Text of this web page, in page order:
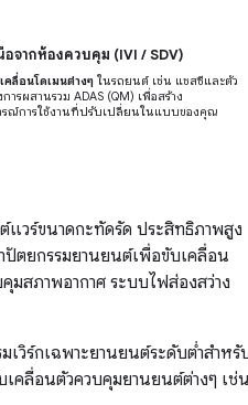
จากห้องควบคุม (IVI / SDV)
คลื่อนโดเมนต่างๆ ในรถยนต์ เช่น แชสซีและตัว
ารผสานรวม ADAS (QM) เพื่อสร้าง
รณ์การใช้งานที่ปรับเปลี่ยนในแบบของคุณ
วร์ขนาดกะทัดรัด ประสิทธิภาพสูง
ตยกรรมยานยนต์เพื่อขับเคลื่อน
สภาพอากาศ ระบบไฟส่องสว่าง
วิร์กเฉพาะยานยนต์ระดับต่ำสำหรั
เคลื่อนตัวควบคุมยานยนต์ต่างๆ เช่น